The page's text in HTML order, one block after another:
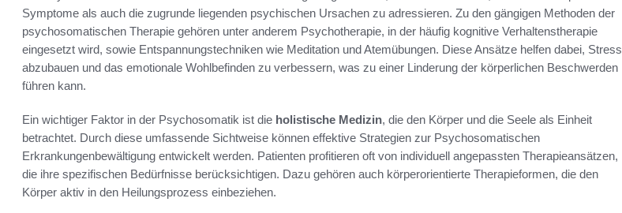
Symptome als auch die zugrunde liegenden psychischen Ursachen zu adressieren. Zu den gängigen Methoden der
psychosomatischen Therapie gehören unter anderem Psychotherapie, in der häufig kognitive Verhaltenstherapie
eingesetzt wird, sowie Entspannungstechniken wie Meditation und Atemübungen. Diese Ansätze helfen dabei, Stress
abzubauen und das emotionale Wohlbefinden zu verbessern, was zu einer Linderung der körperlichen Beschwerden
führen kann.
Ein wichtiger Faktor in der Psychosomatik ist die holistische Medizin, die den Körper und die Seele als Einheit
betrachtet. Durch diese umfassende Sichtweise können effektive Strategien zur Psychosomatischen
Erkrankungenbewältigung entwickelt werden. Patienten profitieren oft von individuell angepassten Therapieansätzen,
die ihre spezifischen Bedürfnisse berücksichtigen. Dazu gehören auch körperorientierte Therapieformen, die den
Körper aktiv in den Heilungsprozess einbeziehen.